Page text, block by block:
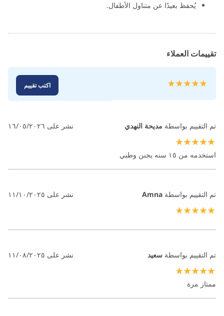
يُحفظ بعيدًا عن متناول الأطفال.
تقييمات العملاء
تقييم:
اكتب تقييم
تم التقييم بواسطة مديحة النهدي نشر على ١٦/٠٥/٢٠٢٦
استخدمه من ١٥ سنه يجنن وطبي
تم التقييم بواسطة Amna نشر على ١١/١٠/٢٠٢٥
تم التقييم بواسطة سعيد نشر على ١١/٠٨/٢٠٢٥
ممتاز مرة